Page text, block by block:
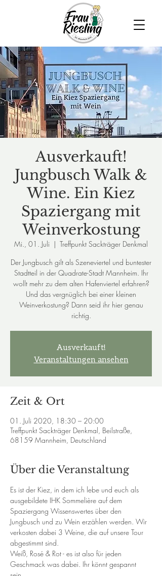
Ausverkauft!
Jungbusch Walk &
Wine. Ein Kiez
Spaziergang mit
Weinverkostung
Mi., 01. Juli
  |
Treffpunkt Sackträger Denkmal
Der Jungbusch gilt als Szeneviertel und buntester
Stadtteil in der Quadrate-Stadt Mannheim. Ihr
wollt mehr zu dem alten Hafenviertel erfahren?
Und das vergnüglich bei einer kleinen
Weinverkostung? Dann seid ihr hier genau
richtig.
Ausverkauft!
Veranstaltungen ansehen
Zeit & Ort
01. Juli 2020, 18:30 – 20:00
Treffpunkt Sackträger Denkmal, Beilstraße,
68159 Mannheim, Deutschland
Über die Veranstaltung
Es ist der Kiez, in dem ich lebe und euch als
ausgebildete IHK Sommelière auf dem
Spaziergang Wissenswertes über den
Jungbusch und zu Wein erzählen werden. Wir
verkosten dabei 3 Weine, die auf unsere Tour
abgestimmt sind.
Weiß, Rosé & Rot - es ist also für jeden
Geschmack was dabei. Ihr könnt gespannt